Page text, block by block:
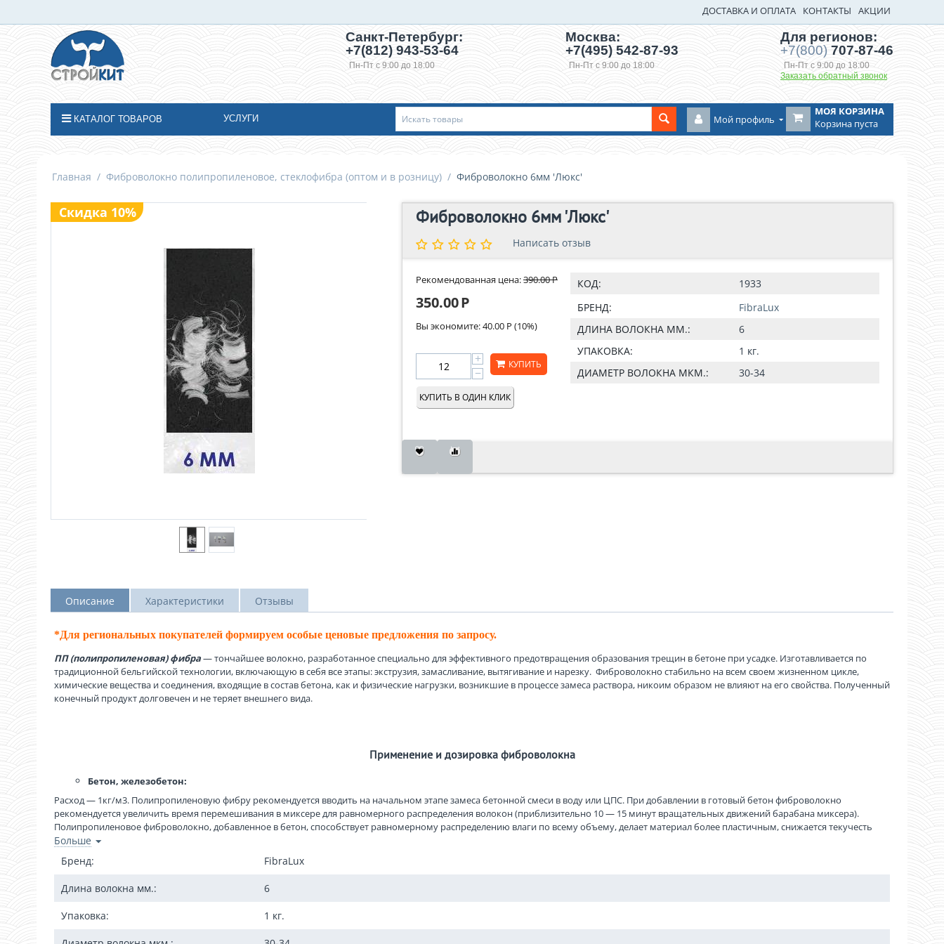
ДОСТАВКА И ОПЛАТА КОНТАКТЫ АКЦИИ
Санкт-Петербург:
+7(812) 943-53-64
Пн-Пт с 9:00 до 18:00
Москва:
+7(495)542-87-93
Пн-Пт с 9:00 до 18:00
Для регионов:
+7(800)707-87-46
Пн-Пт с 9:00 до 18:00
Заказать обратный звонок
КАТАЛОГ ТОВАРОВ УСЛУГИ
МОЯ КОРЗИНА
Корзина пуста
Мой профиль
Главная / Фиброволокно полипропиленовое, стеклофибра (оптом и в розницу) / Фиброволокно 6мм 'Люкс'
Скидка 10% Фиброволокно 6мм 'Люкс'
Написать отзыв
Рекомендованная цена:390.00Р
350.00Р
Вы экономите:40.00 Р (10%)
+
−
КУПИТЬ
Написать отзыв
КУПИТЬ В ОДИН КЛИК
КОД:
1933
БРЕНД:
FibraLux
ДЛИНА ВОЛОКНА ММ.:
6
УПАКОВКА:
1 кг.
ДИАМЕТР ВОЛОКНА МКМ.:
30-34
Описание Характеристики Отзывы
*Для региональных покупателей формируем особые ценовые предложения по запросу.
ПП (полипропиленовая) фибра— тончайшее волокно, разработанное специально для эффективного предотвращения образования трещин в бетоне при усадке. Изготавливается по
традиционной бельгийской технологии, включающую в себя все этапы: экструзия, замасливание, вытягивание и нарезку. Фиброволокно стабильно на всем своем жизненном цикле,
химические вещества и соединения, входящие в состав бетона, как и физические нагрузки, возникшие в процессе замеса раствора, никоим образом не влияют на его свойства. Полученный
конечный продукт долговечен и не теряет внешнего вида.
Применение и дозировка фиброволокна
Бетон, железобетон:
Расход — 1кг/м3. Полипропиленовую фибру рекомендуется вводить на начальном этапе замеса бетонной смеси в воду или ЦПС. При добавлении в готовый бетон фиброволокно
рекомендуется увеличить время перемешивания в миксере для равномерного распределения волокон (приблизительно 10 — 15 минут вращательных движений барабана миксера).
Полипропиленовое фиброволокно, добавленное в бетон, способствует равномерному распределению влаги по всему объему, делает материал более пластичным, снижается текучесть
раствора.
Строительные смеси:
в сухую смесь и тщательно перемешать. Добавить воду и продолжить перемешивание до получения однородной консистенции. При механическом смешивании: добавить материал в
Стяжка:
Больше
Бренд:
FibraLux
Длина волокна мм.: 6
Упаковка: 1 кг.